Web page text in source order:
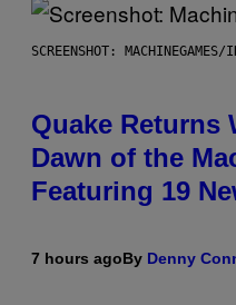
SCREENSHOT: MACHINEGAMES/
Quake Returns
Dawn of the
Featuring 19
7 hours agoBy Denny